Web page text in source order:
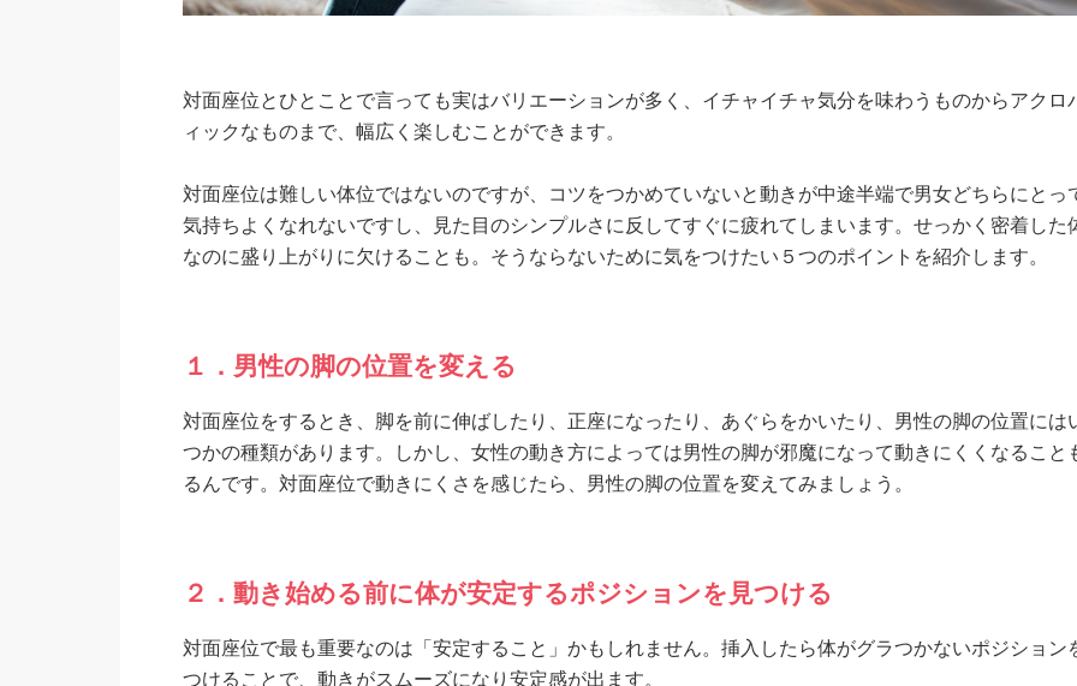
対面座位とひとことで言っても実はバリエーションが多く、イチャイチャ気分を味わうものからアクロ
ィックなものまで、幅広く楽しむことができます。
対面座位は難しい体位ではないのですが、コツをつかめていないと動きが中途半端で男女どちらにとっ
気持ちよくなれないですし、見た目のシンプルさに反してすぐに疲れてしまいます。せっかく密着した
なのに盛り上がりに欠けることも。そうならないために気をつけたい５つのポイントを紹介します。
１．男性の脚の位置を変える
対面座位をするとき、脚を前に伸ばしたり、正座になったり、あぐらをかいたり、男性の脚の位置には
つかの種類があります。しかし、女性の動き方によっては男性の脚が邪魔になって動きにくくなること
るんです。対面座位で動きにくさを感じたら、男性の脚の位置を変えてみましょう。
２．動き始める前に体が安定するポジションを見つける
対面座位で最も重要なのは「安定すること」かもしれません。挿入したら体がグラつかないポジション
つけることで、動きがスムーズになり安定感が出ます。